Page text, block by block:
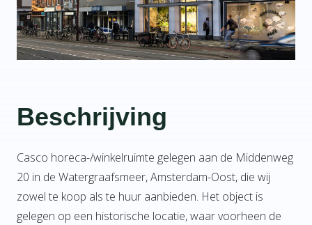
Beschrijving
Casco horeca-/winkelruimte gelegen aan de Middenweg
20 in de Watergraafsmeer, Amsterdam-Oost, die wij
zowel te koop als te huur aanbieden. Het object is
gelegen op een historische locatie, waar voorheen de